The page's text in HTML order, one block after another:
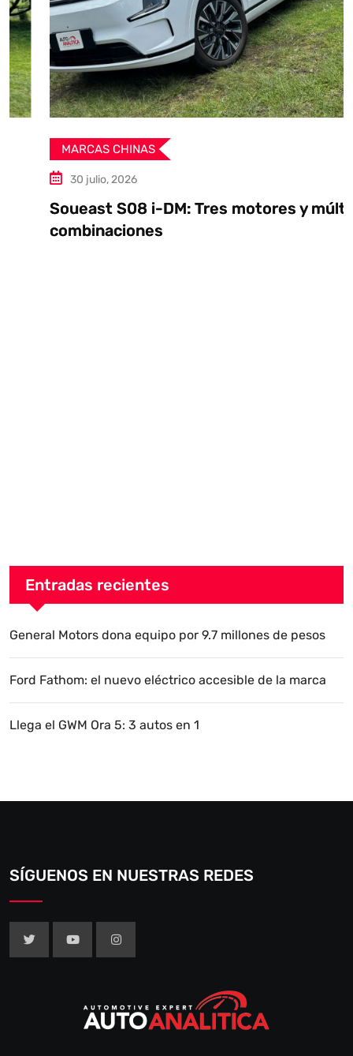
MARCAS CHINAS
30 julio, 2026
Soueast S08 i-DM: Tres motores y múltiples
combinaciones
Entradas recientes
General Motors dona equipo por 9.7 millones de pesos
Ford Fathom: el nuevo eléctrico accesible de la marca
Llega el GWM Ora 5: 3 autos en 1
SÍGUENOS EN NUESTRAS REDES